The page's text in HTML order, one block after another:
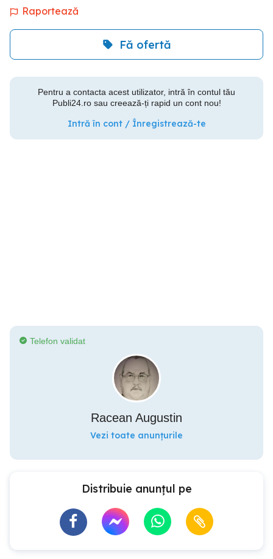
Raportează
Fă ofertă
Pentru a contacta acest utilizator, intră în contul tău
Publi24.ro sau creează-ți rapid un cont nou!
Intră în cont / Înregistrează-te
Telefon validat
Racean Augustin
Vezi toate anunțurile
Distribuie anunțul pe